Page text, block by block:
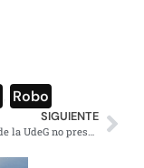
Robo
SIGUIENTE
Estudiante de la UdeG no presenta examen profesional, por no vestir ‘adecuadamente’